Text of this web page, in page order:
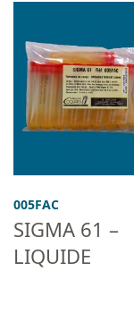
005FAC
SIGMA 61 –
LIQUIDE